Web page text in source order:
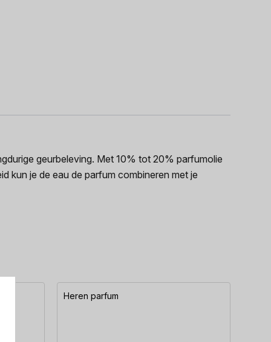
geurbeleving. Met 10% tot 20% parfumolie
kun je de eau de parfum combineren met je
Heren parfum